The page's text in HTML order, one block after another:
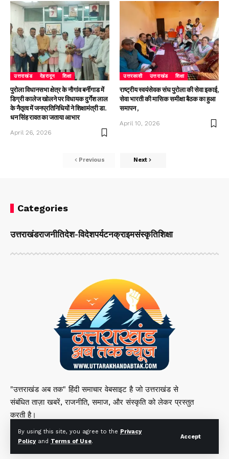
By using this site, you agree to the Privacy
Policyand Terms of Use.
Accept
उत्तराखंड देहरादून शिक्षा
पुरोला विधानसभा क्षेत्र के नौगांव बर्नीगाड में
डिग्री कालेज खोलने पर विधायक दुर्गेश लाल
के नैतृत्व में जनप्रतिनिधियों ने शिक्षामंत्री डा.
धन सिंह रावत का जताया आभार
April 26, 2026
उत्तरकाशी उत्तराखंड शिक्षा
राष्ट्रीय स्वयंसेवक संघ पुरोला की सेवा इकाई,
सेवा भारती की मासिक समीक्षा बैठक का हुआ
समापन ,
April 10, 2026
Previous Next
Categories
उत्तराखंडराजनीतिदेश-विदेशपर्यटनक्राइमसंस्कृतिशिक्षा
"उत्तराखंड अब तक" हिंदी समाचार वेबसाइट है जो उत्तराखंड से
संबंधित ताज़ा खबरें, राजनीति, समाज, और संस्कृति को लेकर प्रस्तुत
करती है।